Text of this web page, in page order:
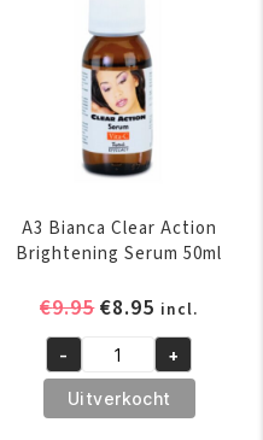
A3 Bianca Clear Action
Brightening Serum 50ml
€9.95
was:
€9.95.
€8.95 Huidige
prijs
is:
€8.95.
incl.
A3
Bianca
Clear
- +
Uitverkocht